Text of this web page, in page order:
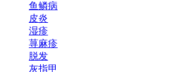
鱼鳞病
皮炎
湿疹
荨麻疹
脱发
灰指甲